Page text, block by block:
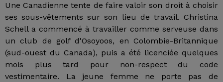
Une Canadienne tente de faire valoir son droit à choisir
ses sous-vêtements sur son lieu de travail. Christina
Schell a commencé à travailler comme serveuse dans
un club de golf d'Osoyoos, en Colombie-Britannique
(sud-ouest du Canada), puis a été licenciée quelques
mois plus tard pour non-respect du code
vestimentaire. La jeune femme ne porte pas de